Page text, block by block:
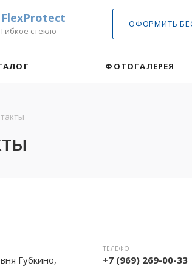
FlexProtect
Гибкое стекло
ОФОРМИТЬ
ФОТОГАЛЕРЕЯ
Губкино,
ТЕЛЕФОН
+7 (969) 269-00-33